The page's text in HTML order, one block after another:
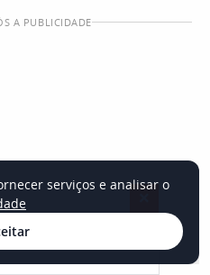
A PUBLICIDADE
serviços e analisar o